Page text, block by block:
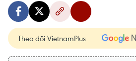
Theo dõi VietnamPlus